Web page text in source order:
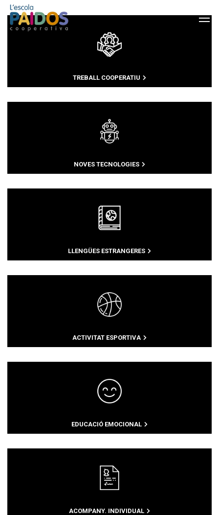
TREBALL COOPERATIU
NOVES TECNOLOGIES
LLENGÜES ESTRANGERES
ACTIVITAT ESPORTIVA
EDUCACIÓ EMOCIONAL
ACOMPANY. INDIVIDUAL